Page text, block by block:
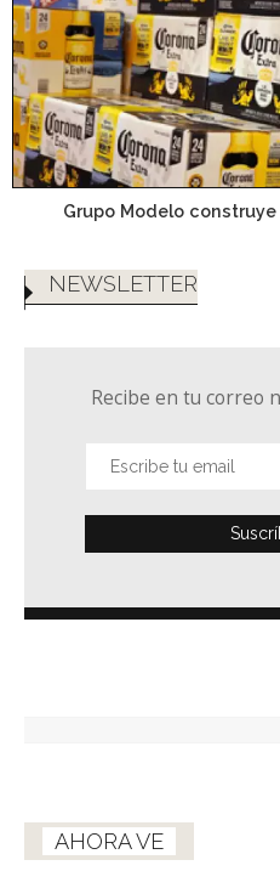
Grupo Modelo
NEWSLETTER
Recibe en tu correo
AHORA VE